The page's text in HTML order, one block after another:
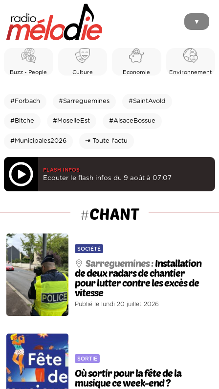
▼
Buzz - People Culture Economie Environnement
#Forbach #Sarreguemines #SaintAvold
#Bitche #MoselleEst #AlsaceBossue
#Municipales2026 ⇥ Toute l'actu
FLASH INFOS
Ecouter le flash infos du 9 août à 07:07
#CHANT
SOCIÉTÉ
Sarreguemines :Installation
de deux radars de chantier
pour lutter contre les excès de
vitesse
Publié le lundi 20 juillet 2026
SORTIE
Où sortir pour la fête de la
musique ce week-end ?